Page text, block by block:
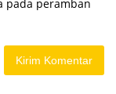
pada peramban